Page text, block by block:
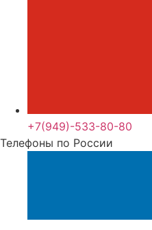
+7(949)-533-80-80
Телефоны по России